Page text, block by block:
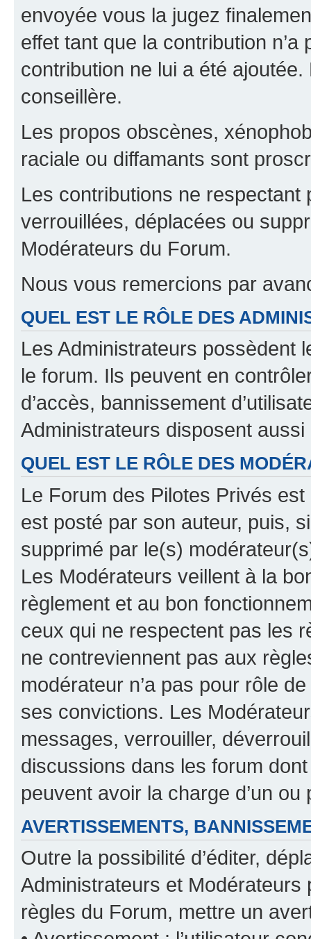
envoyée vous la jugez
effet tant que la contribution n’a
contribution ne lui a été
conseillère.
Les propos obscènes,
raciale ou diffamants sont
Les contributions ne
verrouillées, déplacées ou
Modérateurs du Forum.
Nous vous remercions par
QUEL EST LE RÔLE DES
Les Administrateurs possèdent
le forum. Ils peuvent en
d’accès, bannissement
Administrateurs disposent
QUEL EST LE RÔLE DES
Le Forum des Pilotes Privés
est posté par son auteur, puis,
supprimé par le(s)
Les Modérateurs veillent à la
règlement et au bon
ceux qui ne respectent pas les
ne contreviennent pas aux
modérateur n’a pas pour rôle
ses convictions. Les
messages, verrouiller,
discussions dans les forum
peuvent avoir la charge d’un
AVERTISSEMENTS,
Outre la possibilité d’éditer,
Administrateurs et
règles du Forum, mettre un